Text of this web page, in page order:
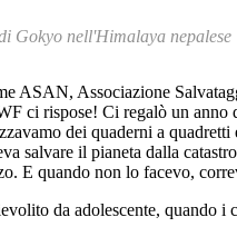
Gokyo nell'Himalaya nepalese
ASAN, Associazione
ci rispose! Ci regalò un anno
dei quaderni a
salvare il pianeta dalla
E quando non lo facevo,
da adolescente, quando